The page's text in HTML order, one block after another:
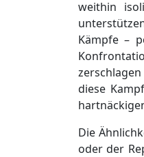
weithin
Kämpfe –
diese
Die
oder der